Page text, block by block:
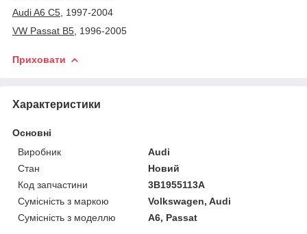
Audi A6 C5 , 1997-2004
VW Passat B5 , 1996-2005
Приховати
Характеристики
Основні
Виробник
Audi
Стан
Новий
Код запчастини
3B1955113A
Сумісність з маркою
Volkswagen, Audi
Сумісність з моделлю
A6, Passat